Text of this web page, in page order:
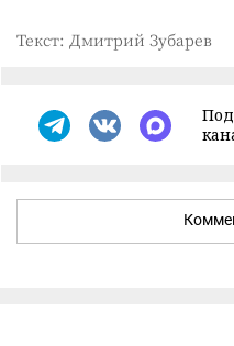
Текст: Дмитрий Зубарев